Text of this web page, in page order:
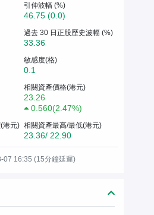
引伸波幅 (%)
46.75 (0.0)
過去 30 日正股歷史波幅 (%)
33.36
敏感度(格)
0.1
相關資產價格(港元)
23.26
0.560(2.47%)
港元) 相關資產最高/最低(港元)
23.36/ 22.90
07 16:35 (15分鐘延遲)